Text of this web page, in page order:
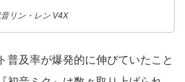
リン・レン V4X
普及率が爆発的に伸びていたこと